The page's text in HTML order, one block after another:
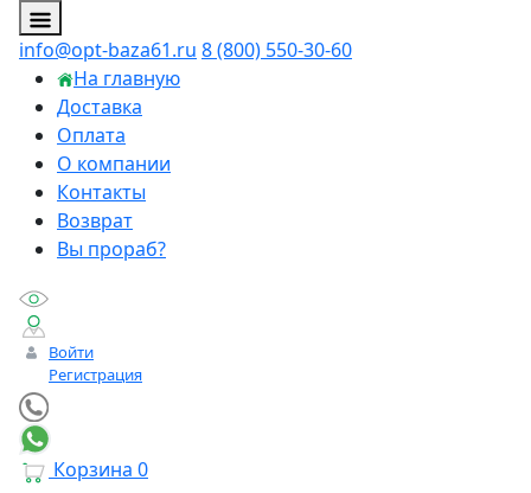
info@opt-baza61.ru 8 (800) 550-30-60
На главную
Доставка
Оплата
О компании
Контакты
Возврат
Вы прораб?
Войти
Регистрация
Корзина 0